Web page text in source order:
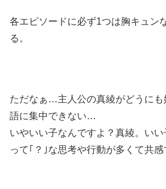
各エピソードに必ず1つは胸キュン
る。
ただなぁ…主人公の真綾がどうにも
語に集中できない…
いやいい子なんですよ？真綾。い
って｢？｣な思考や行動が多くて共感